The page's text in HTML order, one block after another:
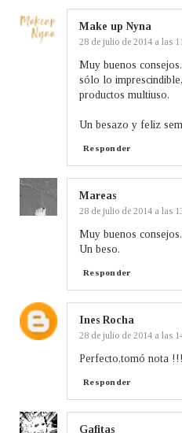
Make up Nyna
28 de julio de 2014 a las
Muy buenos
sólo lo
productos multiuso.
Un besazo y feliz
Responder
Mareas
28 de julio de 2014 a las
Muy buenos consejos.
Un beso.
Responder
Ines Rocha
28 de julio de 2014 a las
Perfecto,tomó nota !!!
Responder
Gafitas